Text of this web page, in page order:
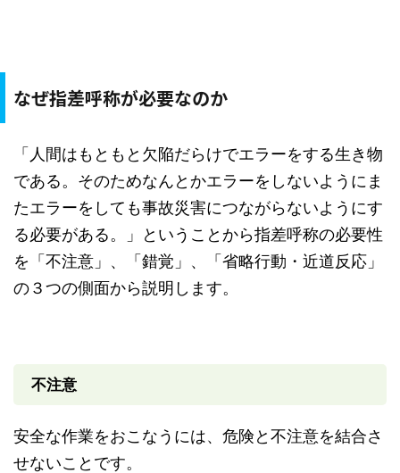
なぜ指差呼称が必要なのか
「人間はもともと欠陥だらけでエラーをする生き物
である。そのためなんとかエラーをしないようにま
たエラーをしても事故災害につながらないようにす
る必要がある。」ということから指差呼称の必要性
を「不注意」、「錯覚」、「省略行動・近道反応」
の３つの側面から説明します。
不注意
安全な作業をおこなうには、危険と不注意を結合さ
せないことです。